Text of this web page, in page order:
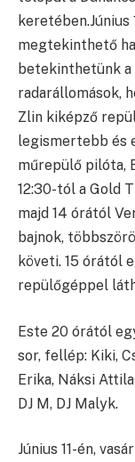
keretében.Június
megtekinthető
betekinthetünk a
radarállomások,
Zlin kiképző
legismertebb és
műrepülő pilóta,
12:30-tól a Gold
majd 14 órától
bajnok,
követi. 15 órától
repülőgéppel
Este 20 órától
sor, fellép: Kiki,
Erika, Náksi Attila
DJ M, DJ Malyk.
Június 11-én,